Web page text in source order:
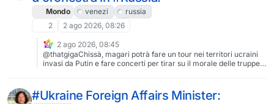
Mondo venezi
russia
2
2 ago 2026, 08:26
2 ago 2026, 08:45
@thatgigaChissà, magari potrà fare un tour nei territori ucraini
invasi da Putin e fare concerti per tirar su il morale delle truppe,
scelto di vivere facendo arte.
#Ukraine Foreign Affairs Minister: